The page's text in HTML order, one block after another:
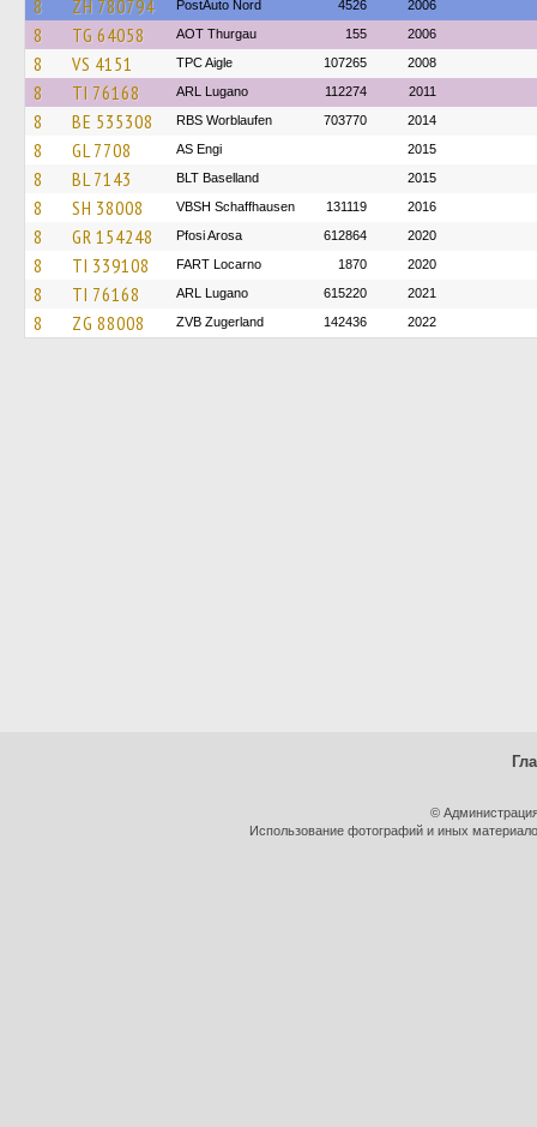
8 ZH 780794 PostAuto Nord 4526 2006
8 TG 64058 AOT Thurgau 155 2006
8 VS 4151 TPC Aigle 107265 2008
8 TI 76168 ARL Lugano 112274 2011
8 BE 535308 RBS Worblaufen 703770 2014
8 GL 7708 AS Engi 2015
8 BL 7143 BLT Baselland 2015
8 SH 38008 VBSH Schaffhausen 131119 2016
8 GR 154248 Pfosi Arosa 612864 2020
8 TI 339108 FART Locarno 1870 2020
8 TI 76168 ARL Lugano 615220 2021
8 ZG 88008 ZVB Zugerland 142436 2022
©
Использование фотографий и иных